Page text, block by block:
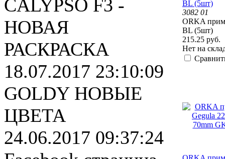
CALYPSO F3 -
НОВАЯ
РАСКРАСКА
18.07.2017 23:10:09
GOLDY НОВЫЕ
ЦВЕТА
24.06.2017 09:37:24
BL (5шт)
3082 01
ORKA
BL (5шт)
215.25 руб.
Нет на